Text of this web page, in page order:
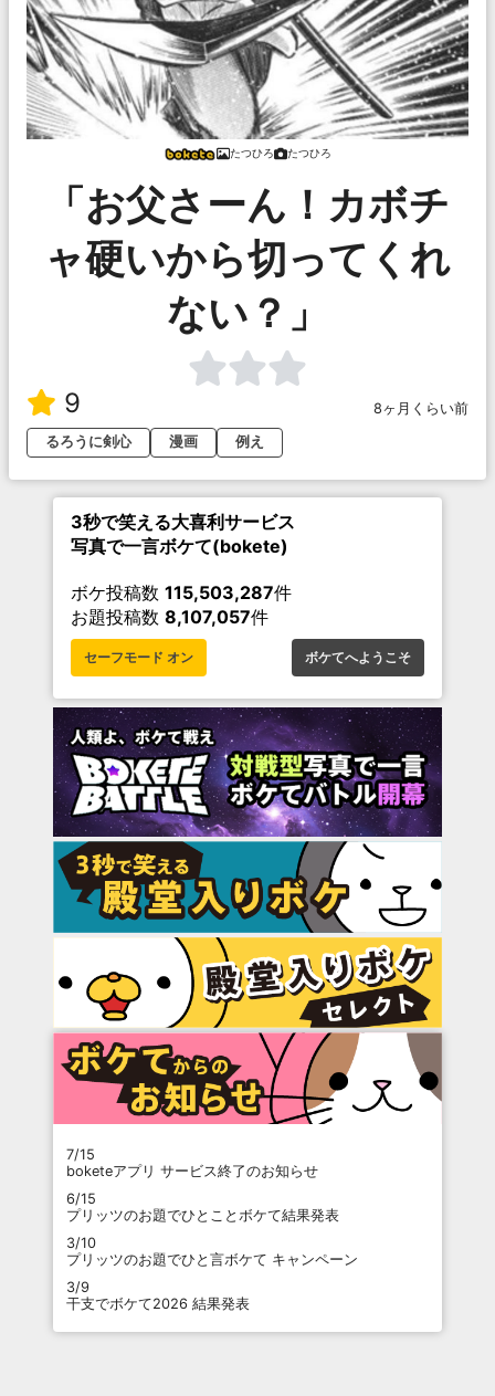
たつひろ たつひろ
「お父さーん！カボチ
ャ硬いから切ってくれ
ない？」
9
8ヶ月くらい前
るろうに剣心
漫画 例え
3秒で笑える大喜利サービス
写真で一言ボケて(bokete)
ボケ投稿数 115,503,287件
お題投稿数 8,107,057件
セーフモード オン ボケてへようこそ
7/15
boketeアプリ サービス終了のお知らせ
6/15
プリッツのお題でひとことボケて結果発表
3/10
プリッツのお題でひと言ボケて キャンペーン
3/9
干支でボケて2026 結果発表